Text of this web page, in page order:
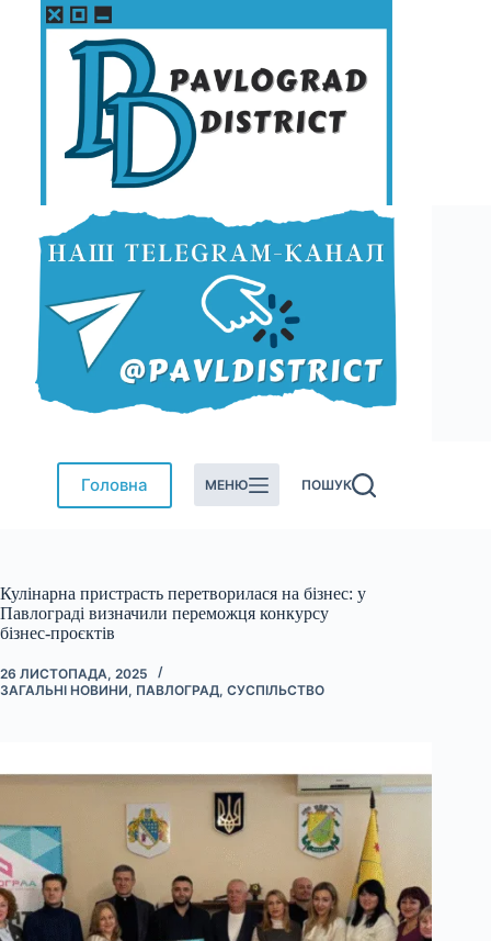
Перейти
Головна МЕНЮ ПОШУК
Кулінарна пристрасть перетворилася на бізнес: у
Павлограді визначили переможця конкурсу
бізнес‑проєктів
26 ЛИСТОПАДА, 2025
ЗАГАЛЬНІ НОВИНИ, ПАВЛОГРАД, СУСПІЛЬСТВО